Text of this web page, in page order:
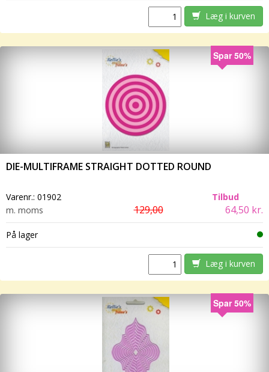
Læg i kurven
Spar 50%
DIE-MULTIFRAME STRAIGHT DOTTED ROUND
Varenr.: 01902
Tilbud
m. moms
129,00 64,50 kr.
På lager
Læg i kurven
Spar 50%